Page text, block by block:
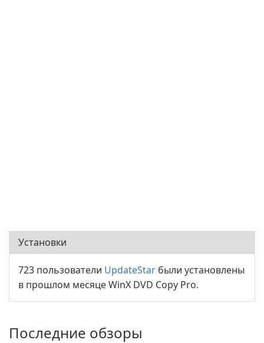
Установки
723 пользователи UpdateStar были установлены
в прошлом месяце WinX DVD Copy Pro.
Последние обзоры